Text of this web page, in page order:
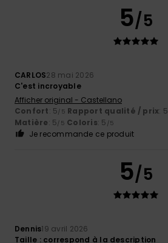
5/5
CARLOS28 mai 2026
C'est incroyable
Afficher original - Castellano
Confort: 5/5 Rapport qualité / prix: 5
Matière: 5/5 Coloris: 5 /5
Je recommande ce produit
5/5
Dennis19 avril 2026
Taille : correspond à la description